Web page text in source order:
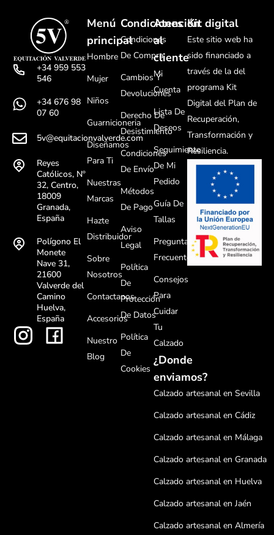
+34 959 553
546
+34 676 98
07 60
5v@equitacionvalverde.com
Reyes
Católicos, Nº
32, Centro,
18009
Granada,
España
Polígono El
Monete
Nave 31,
21600
Valverde del
Camino
Huelva,
España
Menú
principal
Hombre
Mujer
Niños
Guarnicioneria
Diseñamos
Para Ti
Nuestras
Marcas
Hazte
Distribuidor
Sobre
Nosotros
Contactanos
Accesorios
Nuestro
Blog
Condiciones
Condiciones
De Compra
Cambios Y
Devoluciones
Derecho De
Desistimiento
Condiciones
De Envío
Métodos
De Pago
Aviso
Legal
Política
De
Protección
De Datos
Política
De
Cookies
Atención
al
cliente
Mi
Cuenta
Lista De
Deseos
Seguimiento
De Mi
Pedido
Guía De
Tallas
Preguntas
Frecuentes
Consejos
Para
Cuidar
Tu
Calzado
¿Donde
enviamos?
Calzado artesanal en Sevilla
Calzado artesanal en Cádiz
Calzado artesanal en Málaga
Calzado artesanal en Granada
Calzado artesanal en Huelva
Calzado artesanal en Jaén
Calzado artesanal en Almería
Kit digital
Este sitio web ha
sido financiado a
través de la del
programa Kit
Digital del Plan de
Recuperación,
Transformación y
Resiliencia.